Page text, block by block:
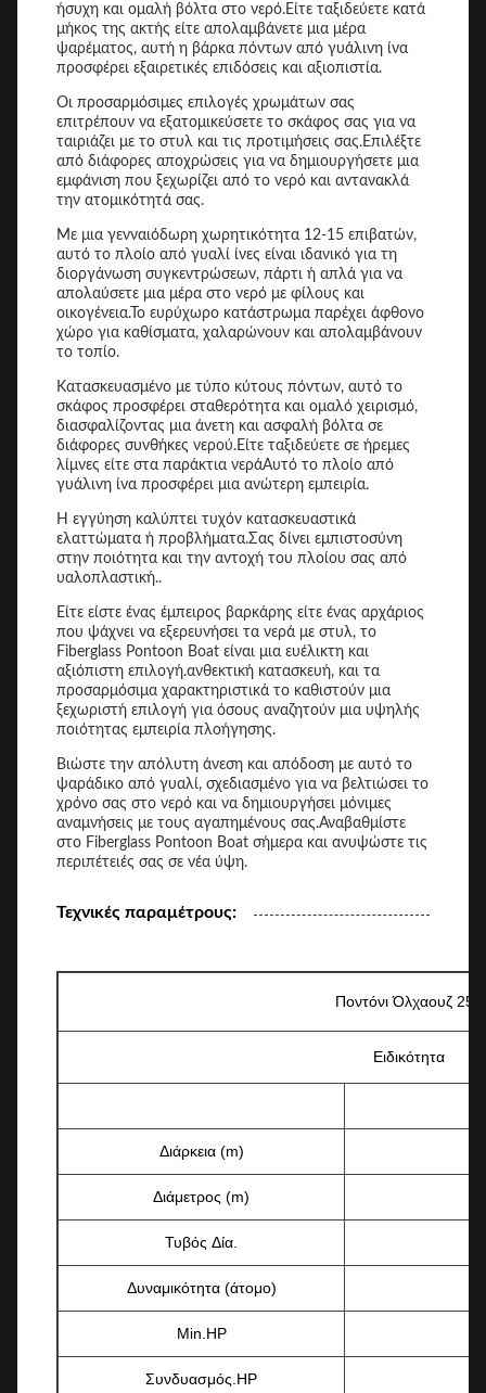
ήσυχη και ομαλή βόλτα στο νερό.Είτε ταξιδεύετε κατά
μήκος της ακτής είτε απολαμβάνετε μια μέρα
ψαρέματος, αυτή η βάρκα πόντων από γυάλινη ίνα
προσφέρει εξαιρετικές επιδόσεις και αξιοπιστία.
Οι προσαρμόσιμες επιλογές χρωμάτων σας
επιτρέπουν να εξατομικεύσετε το σκάφος σας για να
ταιριάζει με το στυλ και τις προτιμήσεις σας.Επιλέξτε
από διάφορες αποχρώσεις για να δημιουργήσετε μια
εμφάνιση που ξεχωρίζει από το νερό και αντανακλά
την ατομικότητά σας.
Με μια γενναιόδωρη χωρητικότητα 12-15 επιβατών,
αυτό το πλοίο από γυαλί ίνες είναι ιδανικό για τη
διοργάνωση συγκεντρώσεων, πάρτι ή απλά για να
απολαύσετε μια μέρα στο νερό με φίλους και
οικογένεια.Το ευρύχωρο κατάστρωμα παρέχει άφθονο
χώρο για καθίσματα, χαλαρώνουν και απολαμβάνουν
το τοπίο.
Κατασκευασμένο με τύπο κύτους πόντων, αυτό το
σκάφος προσφέρει σταθερότητα και ομαλό χειρισμό,
διασφαλίζοντας μια άνετη και ασφαλή βόλτα σε
διάφορες συνθήκες νερού.Είτε ταξιδεύετε σε ήρεμες
λίμνες είτε στα παράκτια νεράΑυτό το πλοίο από
γυάλινη ίνα προσφέρει μια ανώτερη εμπειρία.
Η εγγύηση καλύπτει τυχόν κατασκευαστικά
ελαττώματα ή προβλήματα.Σας δίνει εμπιστοσύνη
στην ποιότητα και την αντοχή του πλοίου σας από
υαλοπλαστική..
Είτε είστε ένας έμπειρος βαρκάρης είτε ένας αρχάριος
που ψάχνει να εξερευνήσει τα νερά με στυλ, το
Fiberglass Pontoon Boat είναι μια ευέλικτη και
αξιόπιστη επιλογή.ανθεκτική κατασκευή, και τα
προσαρμόσιμα χαρακτηριστικά το καθιστούν μια
ξεχωριστή επιλογή για όσους αναζητούν μια υψηλής
ποιότητας εμπειρία πλοήγησης.
Βιώστε την απόλυτη άνεση και απόδοση με αυτό το
ψαράδικο από γυαλί, σχεδιασμένο για να βελτιώσει το
χρόνο σας στο νερό και να δημιουργήσει μόνιμες
αναμνήσεις με τους αγαπημένους σας.Αναβαθμίστε
στο Fiberglass Pontoon Boat σήμερα και ανυψώστε τις
περιπέτειές σας σε νέα ύψη.
Τεχνικές παραμέτρους:
Ποντόνι Όλχαουζ 25ft
Ειδικότητα
Διάρκεια (m)
Διάμετρος (m)
Τυβός Δία.
Δυναμικότητα (άτομο)
Min.HP
Συνδυασμός.HP